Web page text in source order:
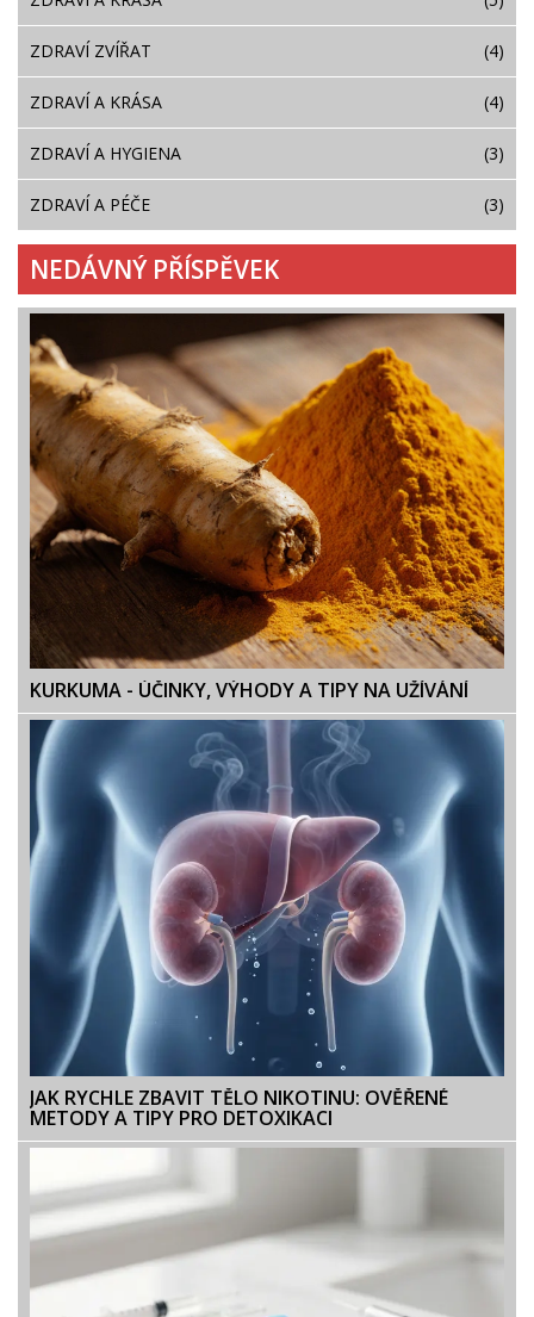
ZDRAVÍ ZVÍŘAT (4)
ZDRAVÍ A KRÁSA (4)
ZDRAVÍ A HYGIENA (3)
ZDRAVÍ A PÉČE (3)
NEDÁVNÝ PŘÍSPĚVEK
KURKUMA - ÚČINKY, VÝHODY A TIPY NA UŽÍVÁNÍ
JAK RYCHLE ZBAVIT TĚLO NIKOTINU: OVĚŘENÉ
METODY A TIPY PRO DETOXIKACI